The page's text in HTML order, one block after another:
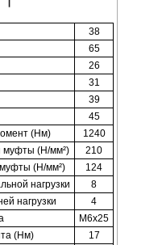
38
65
26
31
39
45
(Нм)
1240
муфты (Н/мм²)
210
муфты (Н/мм²)
124
нагрузки
8
нагрузки
4
M6x25
(Нм)
17